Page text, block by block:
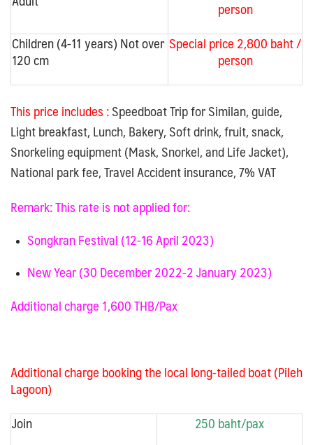
person
Children (4-11 years) Not over
120 cm
Special price 2,800 baht /
person
This price includes :Speedboat Trip for Similan, guide,
Light breakfast, Lunch, Bakery, Soft drink, fruit, snack,
Snorkeling equipment (Mask, Snorkel, and Life Jacket),
National park fee, Travel Accident insurance, 7% VAT
Remark: This rate is not applied for:
Songkran Festival (12-16 April 2023)
New Year (30 December 2022-2 January 2023)
Additional charge 1,600 THB/Pax
Additional charge booking the local long-tailed boat (Pileh
Lagoon)
Join
250 baht/pax